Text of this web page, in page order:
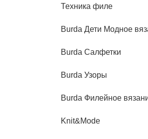
Техника филе
Burda Дети Модное
Burda Салфетки
Burda Узоры
Burda Филейное
Knit&Mode